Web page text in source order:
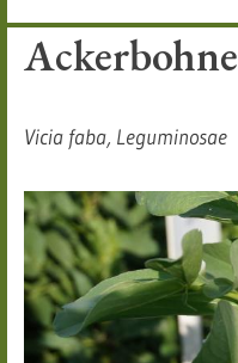
Ackerbohne
Vicia faba, Leguminosae​